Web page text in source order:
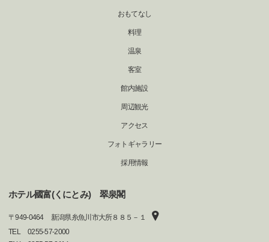
おもてなし
料理
温泉
客室
館内施設
周辺観光
アクセス
フォトギャラリー
採用情報
ホテル國富(くにとみ) 翠泉閣
〒949-0464
新潟県糸魚川市大所８８５－１
TEL
0255-57-2000